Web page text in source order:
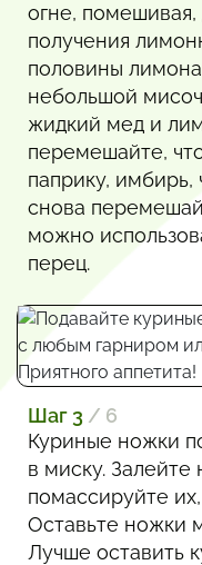
огне, помешивая,
получения
половины
небольшой
жидкий мед и
перемешайте,
паприку,
снова
можно
перец.
Шаг 3 / 6
Куриные ножки
в миску.
помассируйте
Оставьте ножки
Лучше оставить